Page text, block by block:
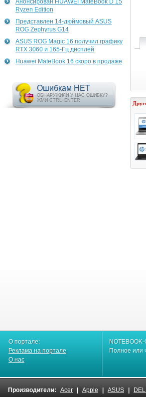
Анонсирован HUAWEI MateBook D 15
Ryzen Edition
Представлен 14-дюймовый ASUS
ROG Zephyrus G14
ASUS ROG Magic 16 получил графику
RTX 3060 и 165-Гц дисплей
Huawei MateBook 16 скоро в продаже
Ошибкам НЕТ
ОБНАРУЖИЛИ У НАС ОШИБКУ?
ЖМИ CTRL+ENTER
О портале:
Реклама на портале
О нас
Полное или
Производители: Acer Apple ASUS